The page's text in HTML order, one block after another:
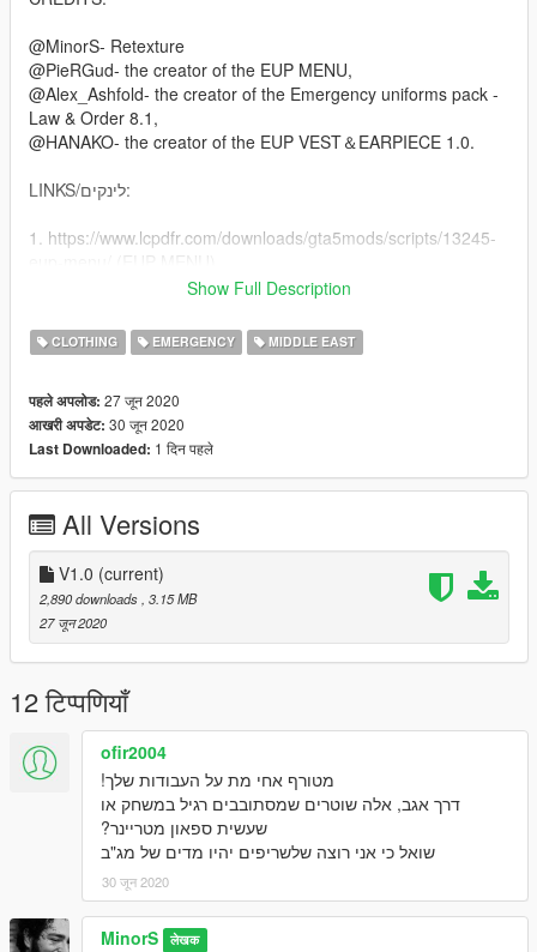
@MinorS- Retexture
@PieRGud- the creator of the EUP MENU,
@Alex_Ashfold- the creator of the Emergency uniforms pack -
Law & Order 8.1,
@HANAKO- the creator of the EUP VEST＆EARPIECE 1.0.
LINKS/לינקים:
1. https://www.lcpdfr.com/downloads/gta5mods/scripts/13245-
2. https://www.lcpdfr.com/downloads/gta5mods/character/8151-
EUP MENU TO WORK/חובה להוריד בכדי להשתמש בתפריט ה-
EUP).
INSTALLATION PROCESS/הכלי שבאמצעותו תוכלו לבצע את
4.
https://www.lcpdfr.com/downloads/gta5mods/character/25692-
-VEST MADE FOR EUP
Show Full Description
CLOTHING EMERGENCY MIDDLE EAST
पहले अपलोड: 27 जून 2020
आखरी अपडेट: 30 जून 2020
Last Downloaded: 1 दिन पहले
All Versions
V1.0 (current)
2,890 downloads, 3.15 MB
27 जून 2020
12 टिप्पणियाँ
ofir2004
מטורף אחי מת על העבודות שלך!
דרך אגב, אלה שוטרים שמסתובבים רגיל במשחק או
שעשית ספאון מטריינר?
שואל כי אני רוצה שלשריפים יהיו מדים של מג"ב
30 जून 2020
MinorS लेखक